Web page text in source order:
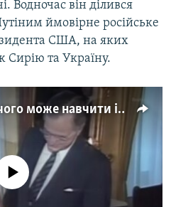
Водночас він ділився
ймовірне російське
США, на яких
Сирію та Україну.
Зустрічі в Гельсінкі: чого може навчити історія – відео
currently available